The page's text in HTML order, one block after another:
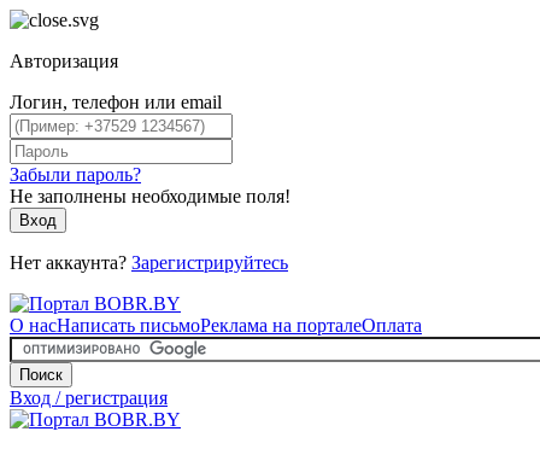
Авторизация
Логин, телефон или email
Забыли пароль?
Не заполнены необходимые поля!
Вход
Нет аккаунта? Зарегистрируйтесь
О насНаписать письмоРеклама на порталеОплата
Поиск
Вход / регистрация